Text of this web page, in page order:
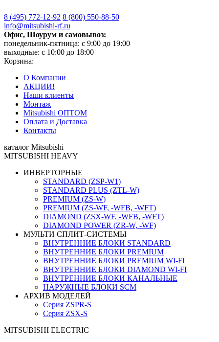
8 (495) 772-12-92 8 (800) 550-88-50
info@mitsubishi-rf.ru
Офис, Шоурум и самовывоз:
понедельник-пятница: с 9:00 до 19:00
выходные: с 10:00 до 18:00
Корзина:
О Компании
АКЦИИ!
Наши клиенты
Монтаж
Mitsubishi ОПТОМ
Оплата и Доставка
Контакты
каталог Mitsubishi
MITSUBISHI HEAVY
ИНВЕРТОРНЫЕ
STANDARD (ZSP-W1)
STANDARD PLUS (ZTL-W)
PREMIUM (ZS-W)
PREMIUM (ZS-WF, -WFB, -WFT)
DIAMOND (ZSX-WF, -WFB, -WFT)
DIAMOND POWER (ZR-W, -WF)
МУЛЬТИ СПЛИТ-СИСТЕМЫ
ВНУТРЕННИЕ БЛОКИ STANDARD
ВНУТРЕННИЕ БЛОКИ PREMIUM
ВНУТРЕННИЕ БЛОКИ PREMIUM WI-FI
ВНУТРЕННИЕ БЛОКИ DIAMOND WI-FI
ВНУТРЕННИЕ БЛОКИ КАНАЛЬНЫЕ
НАРУЖНЫЕ БЛОКИ SCM
АРХИВ МОДЕЛЕЙ
Серия ZSPR-S
Серия ZSX-S
MITSUBISHI ELECTRIC